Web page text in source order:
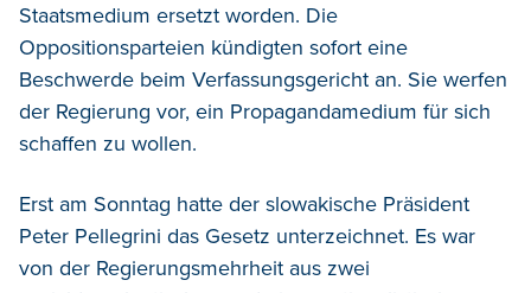
Staatsmedium ersetzt worden. Die
Oppositionsparteien kündigten sofort eine
Beschwerde beim Verfassungsgericht an. Sie werfen
der Regierung vor, ein Propagandamedium für sich
schaffen zu wollen.
Erst am Sonntag hatte der slowakische Präsident
Peter Pellegrini das Gesetz unterzeichnet. Es war
von der Regierungsmehrheit aus zwei